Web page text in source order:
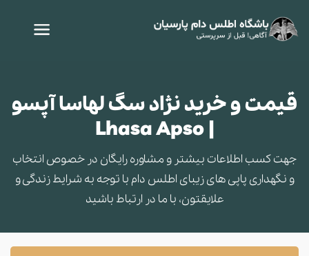
قیمت و خرید نژاد سگ لهاسا آپسو
| Lhasa Apso
جهت کسب اطلاعات بیشتر و مشاوره‌ رایگان در خصوص انتخاب
و نگهداری پاپی های زیبای اطلس دام با توجه به شرایط زندگی و
علایقتون، با ما در ارتباط باشید